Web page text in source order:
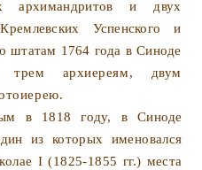
архимандритов и двух
Успенского и
штатам 1764 года в Синоде
трем архиереям, двум
в 1818 году, в Синоде
из которых именовался
I (1825-1855 гг.) места